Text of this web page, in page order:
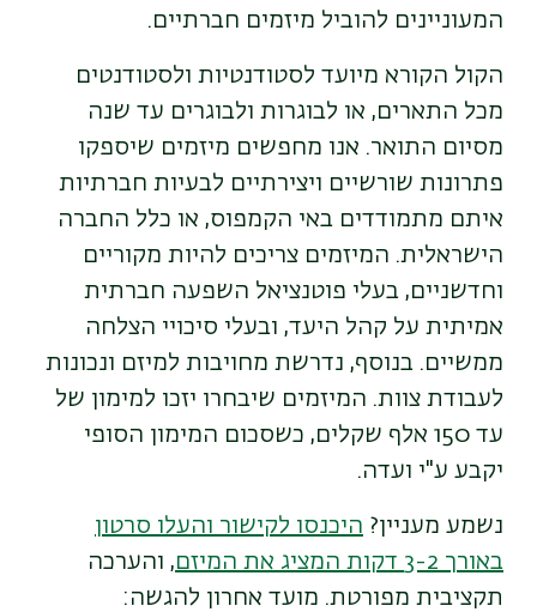
המעוניינים להוביל מיזמים חברתיים.
הקול הקורא מיועד לסטודנטיות ולסטודנטים
מכל התארים, או לבוגרות ולבוגרים עד שנה
מסיום התואר. אנו מחפשים מיזמים שיספקו
פתרונות שורשיים ויצירתיים לבעיות חברתיות
איתם מתמודדים באי הקמפוס, או כלל החברה
הישראלית. המיזמים צריכים להיות מקוריים
וחדשניים, בעלי פוטנציאל השפעה חברתית
אמיתית על קהל היעד, ובעלי סיכויי הצלחה
ממשיים. בנוסף, נדרשת מחויבות למיזם ונכונות
לעבודת צוות. המיזמים שיבחרו יזכו למימון של
עד 150 אלף שקלים, כשסכום המימון הסופי
יקבע ע"י ועדה.
נשמע מעניין? היכנסו לקישור והעלו סרטון
באורך 3-2 דקות המציג את המיזם
, והערכה
תקציבית מפורטת. מועד אחרון להגשה: